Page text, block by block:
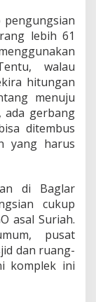
pengungsian
lebih 61
walau
hitungan
menuju
ada gerbang
ditembus
yang harus
di Baglar
cukup
asal Suriah.
pusat
dan ruang-
komplek ini